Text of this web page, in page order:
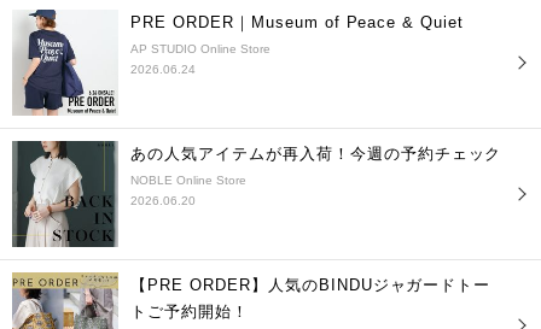
PRE ORDER｜Museum of Peace & Quiet
AP STUDIO Online Store
2026.06.24
あの人気アイテムが再入荷！今週の予約チェック
NOBLE Online Store
2026.06.20
【PRE ORDER】人気のBINDUジャガードトー
トご予約開始！